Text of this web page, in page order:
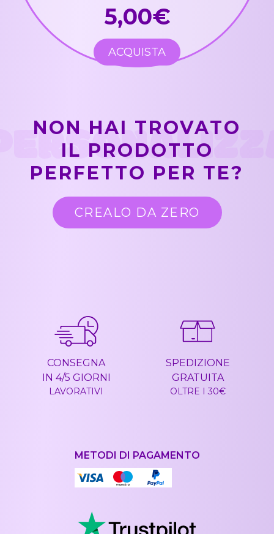
5,00€
ACQUISTA
NON HAI TROVATO
IL PRODOTTO
PERFETTO PER TE?
CREALO DA ZERO
CONSEGNA
IN 4/5 GIORNI
LAVORATIVI
SPEDIZIONE
GRATUITA
OLTRE I 30€
METODI DI PAGAMENTO